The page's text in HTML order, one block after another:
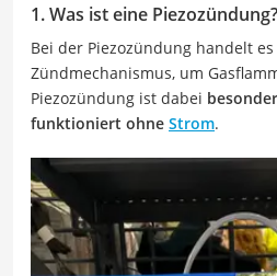
1. Was ist eine Piezozündung?
Bei der Piezozündung handelt
Zündmechanismus, um
Piezozündung ist dabei
funktioniert ohne Strom.